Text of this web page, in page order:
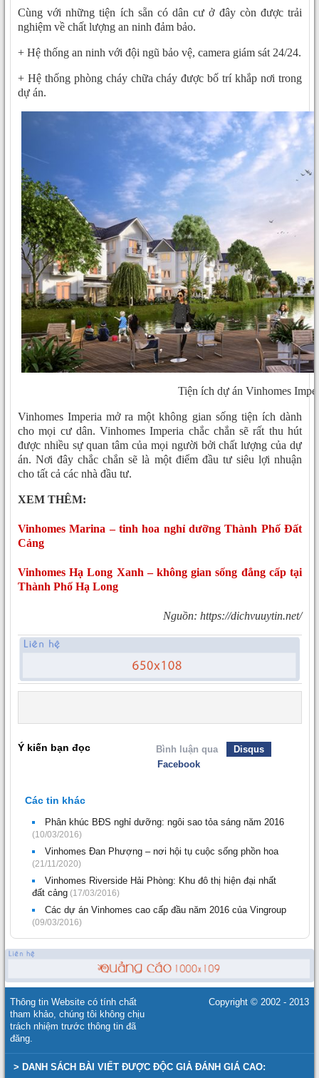
Cùng với những tiện ích sẵn có dân cư ở đây còn được trải
nghiệm về chất lượng an ninh đảm bảo.
+ Hệ thống an ninh với đội ngũ bảo vệ, camera giám sát 24/24.
+ Hệ thống phòng cháy chữa cháy được bố trí khắp nơi trong
dự án.
Tiện ích dự án Vinhomes
Vinhomes Imperia mở ra một không gian sống tiện ích dành
cho mọi cư dân. Vinhomes Imperia chắc chắn sẽ rất thu hút
được nhiều sự quan tâm của mọi người bởi chất lượng của dự
án. Nơi đây chắc chắn sẽ là một điểm đầu tư siêu lợi nhuận
cho tất cả các nhà đầu tư.
XEM THÊM:
Vinhomes Marina – tinh hoa nghỉ dưỡng Thành Phố Đất
Cảng
Vinhomes Hạ Long Xanh – không gian sống đẳng cấp tại
Thành Phố Hạ Long
Nguồn: https://dichvuuytin.net/
Ý kiến bạn đọc Bình luận qua
Disqus
Facebook
Các tin khác
Phân khúc BĐS nghỉ dưỡng: ngôi sao tỏa sáng năm 2016
(10/03/2016)
Vinhomes Đan Phượng – nơi hội tụ cuộc sống phồn hoa
(21/11/2020)
Vinhomes Riverside Hải Phòng: Khu đô thị hiện đại nhất
đất cảng (17/03/2016)
Các dự án Vinhomes cao cấp đầu năm 2016 của Vingroup
(09/03/2016)
Thông tin Website có tính chất
tham khảo, chúng tôi không chịu
trách nhiệm trước thông tin đã
đăng.
Copyright © 2002 - 2013
> DANH SÁCH BÀI VIẾT ĐƯỢC ĐỘC GIẢ ĐÁNH GIÁ CAO: